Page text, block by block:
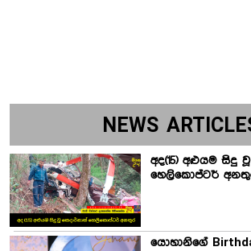
NEWS
අද(15) අළුයම සිදු
හෙලිකොප්ටර්
යොහානිගේ